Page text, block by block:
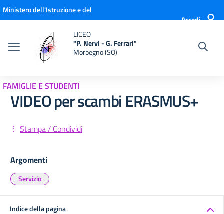
Vai ai contenuti
Vai al menu di navigazione
Vai al footer
Ministero dell'Istruzione e del
Accedi
LICEO
"P. Nervi - G. Ferrari"
Morbegno (SO)
FAMIGLIE E STUDENTI
VIDEO per scambi ERASMUS+
Stampa / Condividi
Argomenti
Servizio
Indice della pagina